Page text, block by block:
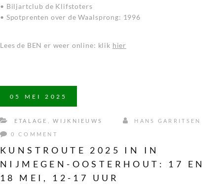
• Biljartclub de Klifstoters
• Spotprenten over de Waalsprong: 1996
Lees de BEN er weer online: klik hier
05 MEI 2025
ETALAGE ,WIJKNIEUWS HANS GARRITSEN
0 COMMENT
KUNSTROUTE 2025 IN IN
NIJMEGEN-OOSTERHOUT: 17 EN
18 MEI, 12-17 UUR